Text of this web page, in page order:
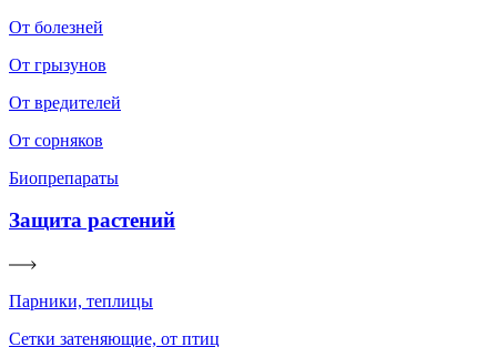
От болезней
От грызунов
От вредителей
От сорняков
Биопрепараты
Защита растений
Парники, теплицы
Сетки затеняющие, от птиц